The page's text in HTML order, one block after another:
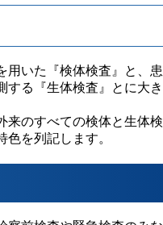
用いた『検体検査』と、患
する『生体検査』とに大き
来のすべての検体と生体検
を列記します。